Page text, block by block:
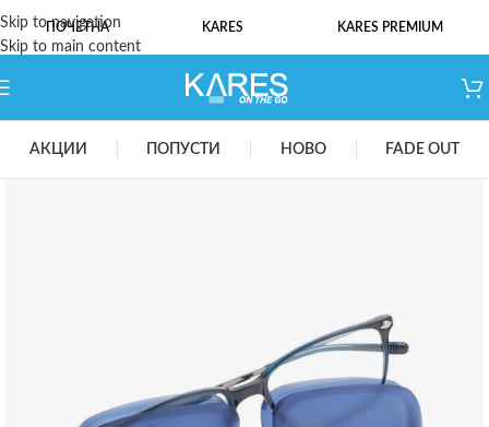
Skip to navigation
Skip to main content
ПОЧЕТНА KARES KARES PREMIUM
АКЦИИ ПОПУСТИ НОВО FADE OUT